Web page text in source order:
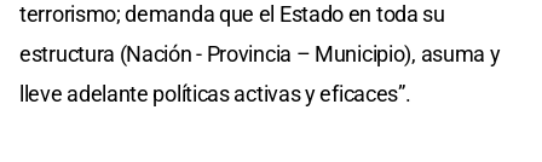
terrorismo; demanda que el Estado en toda su
estructura (Nación - Provincia – Municipio), asuma y
lleve adelante políticas activas y eficaces”.